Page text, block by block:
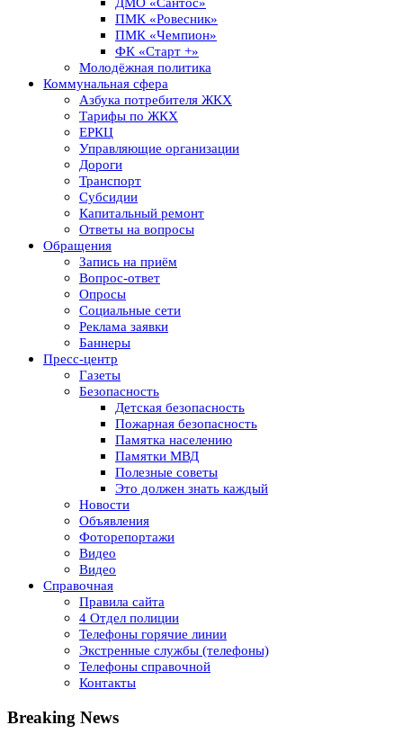
ДМО «Сантос»
ПМК «Ровесник»
ПМК «Чемпион»
ФК «Старт +»
Молодёжная политика
Коммунальная сфера
Азбука потребителя ЖКХ
Тарифы по ЖКХ
ЕРКЦ
Управляющие организации
Дороги
Транспорт
Субсидии
Капитальный ремонт
Ответы на вопросы
Обращения
Запись на приём
Вопрос-ответ
Опросы
Социальные сети
Реклама заявки
Баннеры
Пресс-центр
Газеты
Безопасность
Детская безопасность
Пожарная безопасность
Памятка населению
Памятки МВД
Полезные советы
Это должен знать каждый
Новости
Объявления
Фоторепортажи
Видео
Видео
Справочная
Правила сайта
4 Отдел полиции
Телефоны горячие линии
Экстренные службы (телефоны)
Телефоны справочной
Контакты
Breaking News